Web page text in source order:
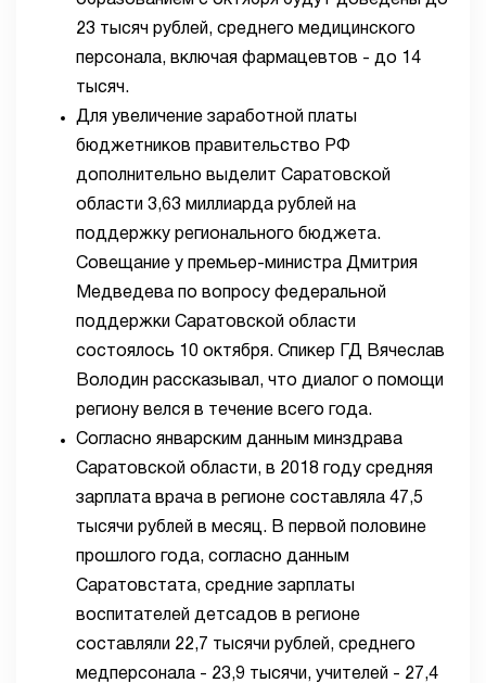
23 тысяч рублей, среднего медицинского
персонала, включая фармацевтов - до 14
тысяч.
Для увеличение заработной платы
бюджетников правительство РФ
дополнительно выделит Саратовской
области 3,63 миллиарда рублей на
поддержку регионального бюджета.
Совещание у премьер-министра Дмитрия
Медведева по вопросу федеральной
поддержки Саратовской области
состоялось 10 октября. Спикер ГД Вячеслав
Володин рассказывал, что диалог о помощи
региону велся в течение всего года.
Согласно январским данным минздрава
Саратовской области, в 2018 году средняя
зарплата врача в регионе составляла 47,5
тысячи рублей в месяц. В первой половине
прошлого года, согласно данным
Саратовстата, средние зарплаты
воспитателей детсадов в регионе
составляли 22,7 тысячи рублей, среднего
медперсонала - 23,9 тысячи, учителей - 27,4